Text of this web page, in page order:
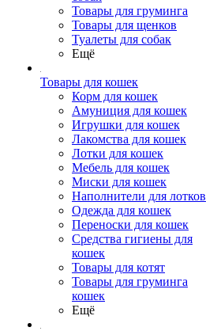
Товары для груминга
Товары для щенков
Туалеты для собак
Ещё
Товары для кошек
Корм для кошек
Амуниция для кошек
Игрушки для кошек
Лакомства для кошек
Лотки для кошек
Мебель для кошек
Миски для кошек
Наполнители для лотков
Одежда для кошек
Переноски для кошек
Средства гигиены для
кошек
Товары для котят
Товары для груминга
кошек
Ещё